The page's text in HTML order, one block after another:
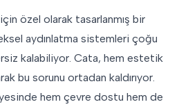
özel olarak tasarlanmış bir
aydınlatma sistemleri çoğu
kalabiliyor. Cata, hem estetik
bu sorunu ortadan kaldırıyor.
hem çevre dostu hem de